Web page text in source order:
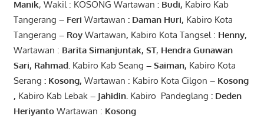
Manik, Wakil : KOSONG Wartawan : Budi, Kabiro Kab
Tangerang – Feri Wartawan : Daman Huri, Kabiro Kota
Tangerang – RoyWartawan, Kabiro Kota Tangsel : Henny,
Wartawan : Barita Simanjuntak, ST, Hendra Gunawan
Sari, Rahmad. Kabiro Kab Seang – Saiman, Kabiro Kota
Serang : Kosong, Wartawan : Kabiro Kota Cilgon – Kosong
, Kabiro Kab Lebak – Jahidin. Kabiro Pandeglang : Deden
Heriyanto Wartawan : Kosong